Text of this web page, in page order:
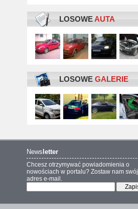
LOSOWEAUTA
LOSOWE GALERIE
News letter
Chcesz otrzymywać powiadomienia o
nowościach w portalu? Zostaw nam swój
adres e-mail.